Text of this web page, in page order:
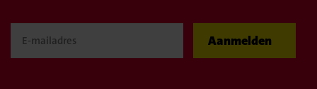
Aanmelden